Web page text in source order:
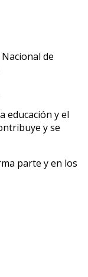
de
educación y el
y se
parte y en los